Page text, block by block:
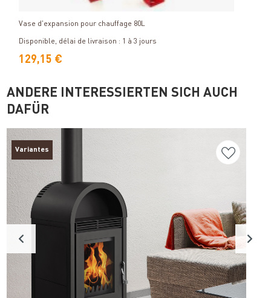
Vase d'expansion pour chauffage 80L
Disponible, délai de livraison : 1 à 3 jours
129,15 €
ANDERE INTERESSIERTEN SICH AUCH
DAFÜR
Variantes